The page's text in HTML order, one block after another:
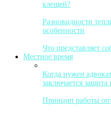
клещей?
Разновидности
особенности
Что представляет
Местное время
Когда нужен
заключается защита
Принцип работы